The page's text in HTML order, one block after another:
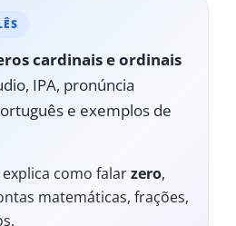
cardinais e ordinais
IPA, pronúncia
e exemplos de
como falarzero,
matemáticas, frações,